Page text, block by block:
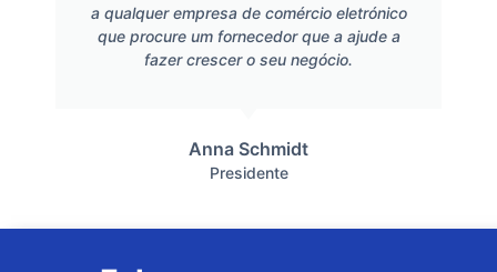
a qualquer empresa de comércio eletrónico
que procure um fornecedor que a ajude a
fazer crescer o seu negócio.
Anna Schmidt
Presidente